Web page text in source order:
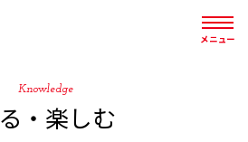
メニュー
Knowledge
・楽しむ